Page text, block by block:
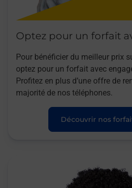
Optez pour un forfait
Pour bénéficier du meilleur prix
optez pour un forfait avec
Profitez en plus d’une offre de
majorité de nos téléphones.
Découvrir nos